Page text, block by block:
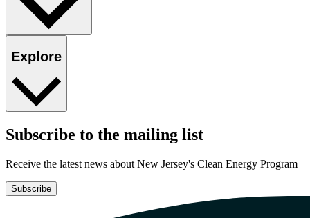
Explore​​​​‌ ‍ ​‍​‍‌‍ ‌ ​‍‌‍‍‌‌‍‌ ‌‍‍‌‌‍ ‍​‍​‍​ ‍‍​‍​‍‌ ​ ‌‍​‌‌‍ ‍‌‍‍‌‌ ‌​‌ ‍‌​‍ ‍‌‍‍‌‌‍ ​‍​‍​‍ ​​‍​‍‌‍‍​‌ ​‍‌‍‌‌‌‍‌‍​‍​‍​ ‍‍​‍​‍‌‍‍​‌ ‌​‌ ‌​‌ ​​​ ‍‍​‍ ​‍ ‌‍ ​‌‍ ‌‍​ ‌‍​‌‌‍ ​‌‍‍​‌‍ ‌ ​ ‌ ‌​​ ‍‍​ ​ ​ ​ ​ ​ ​ ​ ​‍ ‌‍‍‌‌‍ ‍‌ ‌​‌‍‌‌‌‍ ‍‌ ‌​​‍ ‌‍‌‌‌‍‌​‌‍‍‌‌ ‌​​‍ ‌‍ ‌‌‍ ‌‍‌​‌‍‌‌​ ‌‌ ​​‌ ​‍‌‍‌‌‌ ​ ‌‍‌‌‌‍ ‍‌ ‌​‌‍​‌‌ ‌​‌‍‍‌‌‍ ‌‍ ‍​ ‍ ‌‍‍‌‌‍‌​​ ‌‌ ​ ‌‍‍‌‌ ‌​‌‍‌‌‌​‌‍‌‍ ‌‍ ‌ ‌​‌‍‌‌‌ ​‍​ ‍ ‌ ‌​‌ ‍‌‌ ​​‌‍‌‌​ ‌‌‍‌‍‌‍ ‌‍ ‌ ‌​‌‍‌‌‌ ​‍​ ‍ ‌ ​​‌‍​‌‌ ‌​‌‍‍​​ ‌‌‍ ‌‌‍‌‌‌‍ ‍‌ ‌‌‌ ​ ​‍‌‌​ ‌‌‌​​‍‌‌ ‌‍‍ ‌‍‌‌‌ ‍‌​‍‌‌​ ​ ‌​‌​​‍‌‌​ ​ ‌​‌​​‍‌‌​ ​‍​ ​‍‌‍​‌​ ‍‌‌‍‌‍​ ​​‌‍‌​​ ​​​ ‌​​ ​​​ ​ ​ ​‌​ ‌‍​ ‌ ​‍‌‌​ ​‍​ ​‍​‍‌‌​ ‌‌‌​‌​​‍ ‍‌‍‍​‌‍‌‌‌‍​‌‌‍‌​‌‍‍‌‌‍ ‍‌‍‌ ​ ‌‍​‍‌‍​‌‌ ​ ‌‍‌‌‌‌‌‌‌ ​‍‌‍ ​​ ‌‌‍‍​‌ ‌​‌ ‌​‌ ​​​‍‌‌​ ​ ‌​​‌​‍‌‌​ ​‍‌​‌‍​‍‌‌​ ​‍‌​‌‍‌‍ ​‌‍ ‌‍​ ‌‍​‌‌‍ ​‌‍‍​‌‍ ‌ ​ ‌ ‌​​‍‌‌​ ​ ‌​​‌​ ​ ​ ​ ​ ​ ​ ​ ​‍‌‍‌‍‍‌‌‍‌​​ ‌‌ ​ ‌‍‍‌‌ ‌​‌‍‌‌‌​‌‍‌‍ ‌‍ ‌ ‌​‌‍‌‌‌ ​‍​‍‌‍‌ ‌​‌ ‍‌‌ ​​‌‍‌‌​ ‌‌‍‌‍‌‍ ‌‍ ‌ ‌​‌‍‌‌‌ ​‍​‍‌‍‌ ​​‌‍​‌‌ ‌​‌‍‍​​ ‌‌‍ ‌‌‍‌‌‌‍ ‍‌ ‌‌‌ ​ ​‍‌‌​ ‌‌‌​​‍‌‌ ‌‍‍ ‌‍‌‌‌ ‍‌​‍‌‌​ ​ ‌​‌​​‍‌‌​ ​ ‌​‌​​‍‌‌​ ​‍​ ​‍‌‍​‌​ ‍‌‌‍‌‍​ ​​‌‍‌​​ ​​​ ‌​​ ​​​ ​ ​ ​‌​ ‌‍​ ‌ ​‍‌‌​ ​‍​ ​‍​‍‌‌​ ‌‌‌​‌​​‍ ‍‌‍‍​‌‍‌‌‌‍​‌‌‍‌​‌‍‍‌‌‍ ‍‌‍‌ ​‍‌‍‌ ​​‌‍‌‌‌ ​‍‌ ​ ‌ ​​‌‍‌‌‌‍​ ‌ ‌​‌‍‍‌‌ ‌‍‌‍‌‌​ ‌‌ ​​‌ ‌‌‌‍​‍‌‍ ​‌‍‍‌‌ ​ ‌‍‍​‌‍‌‌‌‍‌​​‍​‍‌ ‌
Subscribe to the mailing list​​​​‌ ‍ ​‍​‍‌‍ ‌ ​‍‌‍‍‌‌‍‌ ‌‍‍‌‌‍ ‍​‍​‍​ ‍‍​‍​‍‌ ​ ‌‍​‌‌‍ ‍‌‍‍‌‌ ‌​‌ ‍‌​‍ ‍‌‍‍‌‌‍ ​‍​‍​‍ ​​‍​‍‌‍‍​‌ ​‍‌‍‌‌‌‍‌‍​‍​‍​ ‍‍​‍​‍‌‍‍​‌ ‌​‌ ‌​‌ ​​​ ‍‍​‍ ​‍ ‌‍ ​‌‍ ‌‍​ ‌‍​‌‌‍ ​‌‍‍​‌‍ ‌ ​ ‌ ‌​​ ‍‍​ ​ ​ ​ ​ ​ ​ ​ ​‍ ‌‍‍‌‌‍ ‍‌ ‌​‌‍‌‌‌‍ ‍‌ ‌​​‍ ‌‍‌‌‌‍‌​‌‍‍‌‌ ‌​​‍ ‌‍ ‌‌‍ ‌‍‌​‌‍‌‌​ ‌‌ ​​‌ ​‍‌‍‌‌‌ ​ ‌‍‌‌‌‍ ‍‌ ‌​‌‍​‌‌ ‌​‌‍‍‌‌‍ ‌‍ ‍​ ‍ ‌‍‍‌‌‍‌​​ ‌‌ ​ ‌‍‍‌‌ ‌​‌‍‌‌‌​‌‍‌‍ ‌‍ ‌ ‌​‌‍‌‌‌ ​‍​ ‍ ‌ ‌​‌ ‍‌‌ ​​‌‍‌‌​ ‌‌‍‌‍‌‍ ‌‍ ‌ ‌​‌‍‌‌‌ ​‍​ ‍ ‌ ​​‌‍​‌‌ ‌​‌‍‍​​ ‌‌‍ ‍‌‍‌‌‌ ‌ ‌ ​ ‌‍ ​‌‍‌‌‌ ‌​‌ ‌​‌‍‌‌‌ ​‍​‍ ‍‌‍‍​‌‍‌‌‌‍​‌‌‍‌​‌‍‍‌‌‍ ‍‌‍‌ ​ ‌‍​‍‌‍​‌‌ ​ ‌‍‌‌‌‌‌‌‌ ​‍‌‍ ​​ ‌‌‍‍​‌ ‌​‌ ‌​‌ ​​​‍‌‌​ ​ ‌​​‌​‍‌‌​ ​‍‌​‌‍​‍‌‌​ ​‍‌​‌‍‌‍ ​‌‍ ‌‍​ ‌‍​‌‌‍ ​‌‍‍​‌‍ ‌ ​ ‌ ‌​​‍‌‌​ ​ ‌​​‌​ ​ ​ ​ ​ ​ ​ ​ ​‍‌‍‌‍‍‌‌‍‌​​ ‌‌ ​ ‌‍‍‌‌ ‌​‌‍‌‌‌​‌‍‌‍ ‌‍ ‌ ‌​‌‍‌‌‌ ​‍​‍‌‍‌ ‌​‌ ‍‌‌ ​​‌‍‌‌​ ‌‌‍‌‍‌‍ ‌‍ ‌ ‌​‌‍‌‌‌ ​‍​‍‌‍‌ ​​‌‍​‌‌ ‌​‌‍‍​​ ‌‌‍ ‍‌‍‌‌‌ ‌ ‌ ​ ‌‍ ​‌‍‌‌‌ ‌​‌ ‌​‌‍‌‌‌ ​‍​‍ ‍‌‍‍​‌‍‌‌‌‍​‌‌‍‌​‌‍‍‌‌‍ ‍‌‍‌ ​‍‌‍‌ ​​‌‍‌‌‌ ​‍‌ ​ ‌ ​​‌‍‌‌‌‍​ ‌ ‌​‌‍‍‌‌ ‌‍‌‍‌‌​ ‌‌ ​​‌ ‌‌‌‍​‍‌‍ ​‌‍‍‌‌ ​ ‌‍‍​‌‍‌‌‌‍‌​​‍​‍‌ ‌
Receive the latest news about New Jersey's Clean Energy Program​​​​‌ ‍ ​‍​‍‌‍ ‌ ​‍‌‍‍‌‌‍‌ ‌‍‍‌‌‍ ‍​‍​‍​ ‍‍​‍​‍‌ ​ ‌‍​‌‌‍ ‍‌‍‍‌‌ ‌​‌ ‍‌​‍ ‍‌‍‍‌‌‍ ​‍​‍​‍ ​​‍​‍‌‍‍​‌ ​‍‌‍‌‌‌‍‌‍​‍​‍​ ‍‍​‍​‍‌‍‍​‌ ‌​‌ ‌​‌ ​​​ ‍‍​‍ ​‍ ‌‍ ​‌‍ ‌‍​ ‌‍​‌‌‍ ​‌‍‍​‌‍ ‌ ​ ‌ ‌​​ ‍‍​ ​ ​ ​ ​ ​ ​ ​ ​‍ ‌‍‍‌‌‍ ‍‌ ‌​‌‍‌‌‌‍ ‍‌ ‌​​‍ ‌‍‌‌‌‍‌​‌‍‍‌‌ ‌​​‍ ‌‍ ‌‌‍ ‌‍‌​‌‍‌‌​ ‌‌ ​​‌ ​‍‌‍‌‌‌ ​ ‌‍‌‌‌‍ ‍‌ ‌​‌‍​‌‌ ‌​‌‍‍‌‌‍ ‌‍ ‍​ ‍ ‌‍‍‌‌‍‌​​ ‌‌ ​ ‌‍‍‌‌ ‌​‌‍‌‌‌​‌‍‌‍ ‌‍ ‌ ‌​‌‍‌‌‌ ​‍​ ‍ ‌ ‌​‌ ‍‌‌ ​​‌‍‌‌​ ‌‌‍‌‍‌‍ ‌‍ ‌ ‌​‌‍‌‌‌ ​‍​ ‍ ‌ ​​‌‍​‌‌ ‌​‌‍‍​​ ‌‌‍ ‍‌‍‌‌‌ ‌ ‌ ​ ‌‍ ​‌‍‌‌‌ ‌​‌ ‌​‌‍‌‌‌ ​‍​‍ ‍‌ ‌​‌‍‌‌‌ ‍​‌ ‌​​ ‌‍​‍‌‍​‌‌ ​ ‌‍‌‌‌‌‌‌‌ ​‍‌‍ ​​ ‌‌‍‍​‌ ‌​‌ ‌​‌ ​​​‍‌‌​ ​ ‌​​‌​‍‌‌​ ​‍‌​‌‍​‍‌‌​ ​‍‌​‌‍‌‍ ​‌‍ ‌‍​ ‌‍​‌‌‍ ​‌‍‍​‌‍ ‌ ​ ‌ ‌​​‍‌‌​ ​ ‌​​‌​ ​ ​ ​ ​ ​ ​ ​ ​‍‌‍‌‍‍‌‌‍‌​​ ‌‌ ​ ‌‍‍‌‌ ‌​‌‍‌‌‌​‌‍‌‍ ‌‍ ‌ ‌​‌‍‌‌‌ ​‍​‍‌‍‌ ‌​‌ ‍‌‌ ​​‌‍‌‌​ ‌‌‍‌‍‌‍ ‌‍ ‌ ‌​‌‍‌‌‌ ​‍​‍‌‍‌ ​​‌‍​‌‌ ‌​‌‍‍​​ ‌‌‍ ‍‌‍‌‌‌ ‌ ‌ ​ ‌‍ ​‌‍‌‌‌ ‌​‌ ‌​‌‍‌‌‌ ​‍​‍ ‍‌ ‌​‌‍‌‌‌ ‍​‌ ‌​​‍‌‍‌ ​​‌‍‌‌‌ ​‍‌ ​ ‌ ​​‌‍‌‌‌‍​ ‌ ‌​‌‍‍‌‌ ‌‍‌‍‌‌​ ‌‌ ​​‌ ‌‌‌‍​‍‌‍ ​‌‍‍‌‌ ​ ‌‍‍​‌‍‌‌‌‍‌​​‍​‍‌ ‌
Subscribe​​​​‌ ‍ ​‍​‍‌‍ ‌ ​‍‌‍‍‌‌‍‌ ‌‍‍‌‌‍ ‍​‍​‍​ ‍‍​‍​‍‌ ​ ‌‍​‌‌‍ ‍‌‍‍‌‌ ‌​‌ ‍‌​‍ ‍‌‍‍‌‌‍ ​‍​‍​‍ ​​‍​‍‌‍‍​‌ ​‍‌‍‌‌‌‍‌‍​‍​‍​ ‍‍​‍​‍‌‍‍​‌ ‌​‌ ‌​‌ ​​​ ‍‍​‍ ​‍ ‌‍ ​‌‍ ‌‍​ ‌‍​‌‌‍ ​‌‍‍​‌‍ ‌ ​ ‌ ‌​​ ‍‍​ ​ ​ ​ ​ ​ ​ ​ ​‍ ‌‍‍‌‌‍ ‍‌ ‌​‌‍‌‌‌‍ ‍‌ ‌​​‍ ‌‍‌‌‌‍‌​‌‍‍‌‌ ‌​​‍ ‌‍ ‌‌‍ ‌‍‌​‌‍‌‌​ ‌‌ ​​‌ ​‍‌‍‌‌‌ ​ ‌‍‌‌‌‍ ‍‌ ‌​‌‍​‌‌ ‌​‌‍‍‌‌‍ ‌‍ ‍​ ‍ ‌‍‍‌‌‍‌​​ ‌‌ ​ ‌‍‍‌‌ ‌​‌‍‌‌‌​‌‍‌‍ ‌‍ ‌ ‌​‌‍‌‌‌ ​‍​ ‍ ‌ ‌​‌ ‍‌‌ ​​‌‍‌‌​ ‌‌‍‌‍‌‍ ‌‍ ‌ ‌​‌‍‌‌‌ ​‍​ ‍ ‌ ​​‌‍​‌‌ ‌​‌‍‍​​ ‌‌‍ ‍‌‍‌‌‌ ‌ ‌ ​ ‌‍ ​‌‍‌‌‌ ‌​‌ ‌​‌‍‌‌‌ ​‍​‍ ‍‌‍​‍‌ ‌​‌‍ ‍​ ‌‍​‍‌‍​‌‌ ​ ‌‍‌‌‌‌‌‌‌ ​‍‌‍ ​​ ‌‌‍‍​‌ ‌​‌ ‌​‌ ​​​‍‌‌​ ​ ‌​​‌​‍‌‌​ ​‍‌​‌‍​‍‌‌​ ​‍‌​‌‍‌‍ ​‌‍ ‌‍​ ‌‍​‌‌‍ ​‌‍‍​‌‍ ‌ ​ ‌ ‌​​‍‌‌​ ​ ‌​​‌​ ​ ​ ​ ​ ​ ​ ​ ​‍‌‍‌‍‍‌‌‍‌​​ ‌‌ ​ ‌‍‍‌‌ ‌​‌‍‌‌‌​‌‍‌‍ ‌‍ ‌ ‌​‌‍‌‌‌ ​‍​‍‌‍‌ ‌​‌ ‍‌‌ ​​‌‍‌‌​ ‌‌‍‌‍‌‍ ‌‍ ‌ ‌​‌‍‌‌‌ ​‍​‍‌‍‌ ​​‌‍​‌‌ ‌​‌‍‍​​ ‌‌‍ ‍‌‍‌‌‌ ‌ ‌ ​ ‌‍ ​‌‍‌‌‌ ‌​‌ ‌​‌‍‌‌‌ ​‍​‍ ‍‌‍​‍‌ ‌​‌‍ ‍​‍‌‍‌ ​​‌‍‌‌‌ ​‍‌ ​ ‌ ​​‌‍‌‌‌‍​ ‌ ‌​‌‍‍‌‌ ‌‍‌‍‌‌​ ‌‌ ​​‌ ‌‌‌‍​‍‌‍ ​‌‍‍‌‌ ​ ‌‍‍​‌‍‌‌‌‍‌​​‍​‍‌ ‌